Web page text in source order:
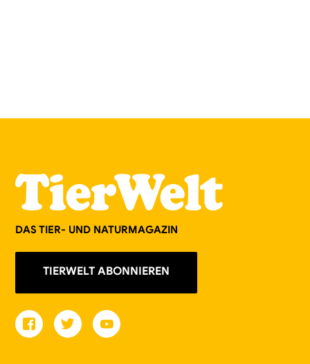
DAS TIER- UND NATURMAGAZIN
TIERWELT ABONNIEREN